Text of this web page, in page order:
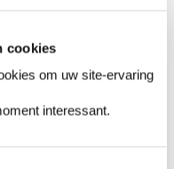
cookies
om uw site-ervaring
interessant.